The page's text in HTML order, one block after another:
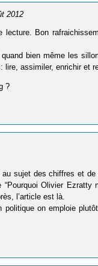
2012
Bon
bien même les
assimiler, enrichir et
?
sujet des chiffres et de
Olivier Ezratty
l’article est là.
politique on emploie